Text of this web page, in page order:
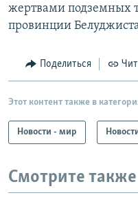
жертвами подземных
провинции
Поделиться
Этот контент также в
Новости - мир
Смотрите также